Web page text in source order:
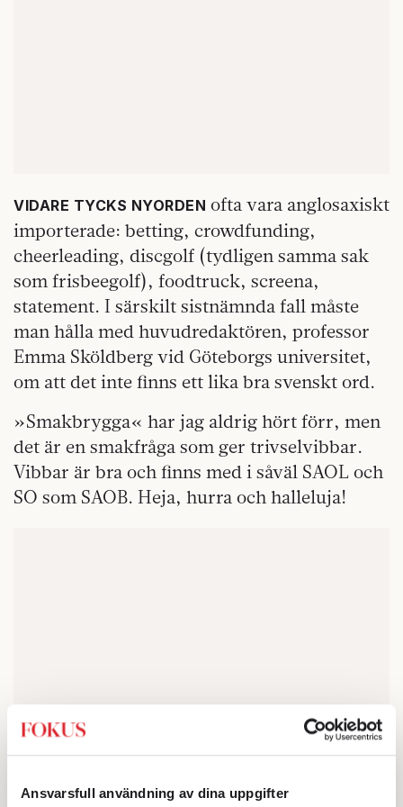
Ansvarsfull användning av dina uppgifter
VIDARE TYCKS NYORDEN ofta vara anglosaxiskt
importerade: betting, crowdfunding,
cheerleading, discgolf (tydligen samma sak
som frisbeegolf), foodtruck, screena,
statement. I särskilt sistnämnda fall måste
man hålla med huvudredaktören, professor
Emma Sköldberg vid Göteborgs universitet,
om att det inte finns ett lika bra svenskt ord.
»Smakbrygga« har jag aldrig hört förr, men
det är en smakfråga som ger trivselvibbar.
Vibbar är bra och finns med i såväl SAOL och
SO som SAOB. Heja, hurra och halleluja!